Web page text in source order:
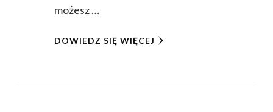
możesz …
DOWIEDZ SIĘ WIĘCEJ